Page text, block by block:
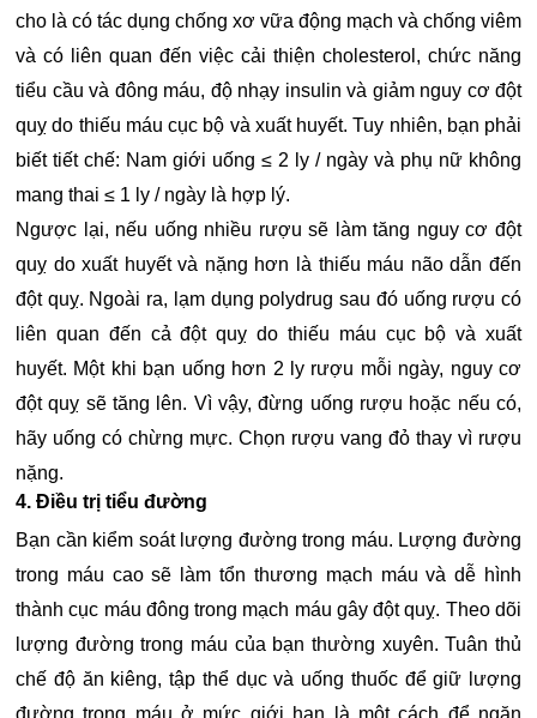
cho là có tác dụng chống xơ vữa động mạch và chống viêm
và có liên quan đến việc cải thiện cholesterol, chức năng
tiểu cầu và đông máu, độ nhạy insulin và giảm nguy cơ đột
quỵ do thiếu máu cục bộ và xuất huyết. Tuy nhiên, bạn phải
biết tiết chế: Nam giới uống ≤ 2 ly / ngày và phụ nữ không
mang thai ≤ 1 ly / ngày là hợp lý.
Ngược lại, nếu uống nhiều rượu sẽ làm tăng nguy cơ đột
quỵ do xuất huyết và nặng hơn là thiếu máu não dẫn đến
đột quỵ. Ngoài ra, lạm dụng polydrug sau đó uống rượu có
liên quan đến cả đột quỵ do thiếu máu cục bộ và xuất
huyết. Một khi bạn uống hơn 2 ly rượu mỗi ngày, nguy cơ
đột quỵ sẽ tăng lên. Vì vậy, đừng uống rượu hoặc nếu có,
hãy uống có chừng mực. Chọn rượu vang đỏ thay vì rượu
nặng.
4. Điều trị tiểu đường
Bạn cần kiểm soát lượng đường trong máu. Lượng đường
trong máu cao sẽ làm tổn thương mạch máu và dễ hình
thành cục máu đông trong mạch máu gây đột quỵ. Theo dõi
lượng đường trong máu của bạn thường xuyên. Tuân thủ
chế độ ăn kiêng, tập thể dục và uống thuốc để giữ lượng